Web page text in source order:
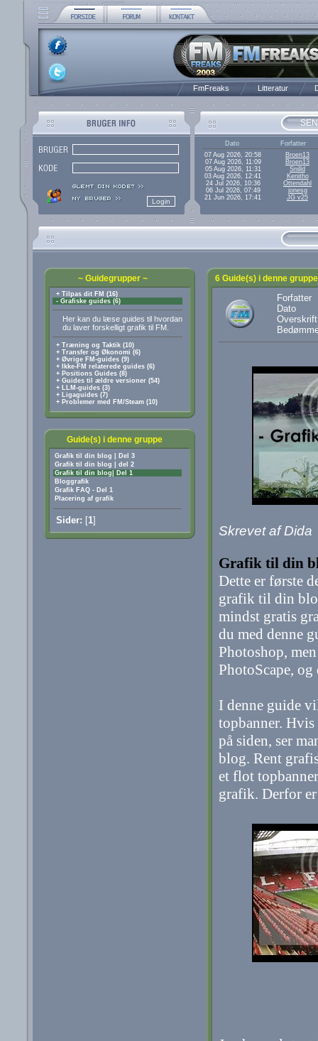
FmFreaks Litteratur
Dato
Forfatter
07 Aug 2026, 20:58
Broen13
07 Aug 2026, 11:09
Broen13
05 Aug 2026, 11:31
Snilld
03 Aug 2026, 12:41
Kenitho
24 Jul 2026, 10:36
Ottendahl
06 Jul 2026, 07:49
jonesg
21 Jun 2026, 17:41
JG v25
~ Guidegrupper ~
+ Tilpas dit FM (16)
- Grafiske guides (6)
Her kan du læse guides til hvordan
du laver forskelligt grafik til FM.
+ Træning og Taktik (10)
+ Transfer og Økonomi (6)
+ Øvrige FM-guides (9)
+ Ikke-FM relaterede guides (6)
+ Positions Guides (8)
+ Guides til ældre versioner (54)
+ LLM-guides (3)
+ Ligaguides (7)
+ Problemer med FM/Steam (10)
Guide(s) i denne gruppe
Grafik til din blog | Del 3
Grafik til din blog | del 2
Grafik til din blog| Del 1
Bloggrafik
Grafik FAQ - Del 1
Placering af grafik
Sider: [1]
6 Guide(s) i denne
Forfatter
Dato
Overskrift
Skrevet af Dida
Grafik til din
Dette er første
grafik til din
mindst gratis
du med denne
Photoshop,
PhotoScape,
I denne guide
topbanner.
på siden, ser
blog. Rent
et flot
grafik. Derfor